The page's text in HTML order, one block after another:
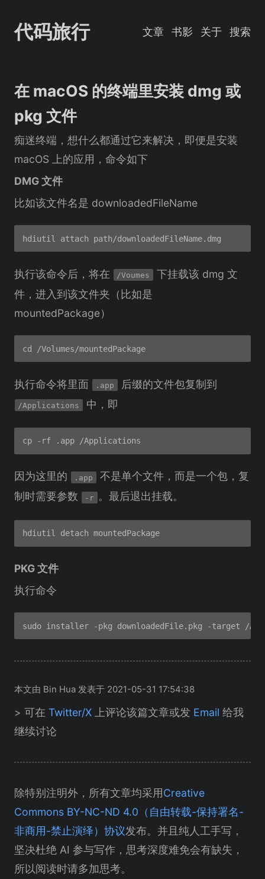
代码旅行 文章 书影 关于 搜索
在 macOS 的终端里安装 dmg 或
pkg 文件
痴迷终端，想什么都通过它来解决，即便是安装
macOS 上的应用，命令如下
DMG 文件
比如该文件名是 downloadedFileName
执行该命令后，将在 /Voumes
下挂载该 dmg 文
件，进入到该文件夹（比如是
mountedPackage）
执行命令将里面 .app 后缀的文件包复制到
/Applications 中，即
因为这里的 .app
不是单个文件，而是一个包，复
制时需要参数
-r 。最后退出挂载。
PKG 文件
执行命令
本文由 Bin Hua 发表于 2021-05-31 17:54:38
> 可在 Twitter/X 上评论该篇文章或发 Email 给我
继续讨论
除特别注明外，所有文章均采用Creative
Commons BY-NC-ND 4.0（自由转载-保持署名-
非商用-禁止演绎）协议发布。并且纯人工手写，
坚决杜绝 AI 参与写作，思考深度难免会有缺失，
所以阅读时请多加思考。